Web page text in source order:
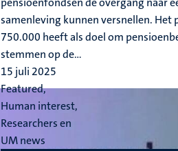
samenleving kunnen versnellen. Het
750.000 heeft als doel om
stemmen op de...
15 juli 2025
Featured,
Human interest,
Researchers en
UM news